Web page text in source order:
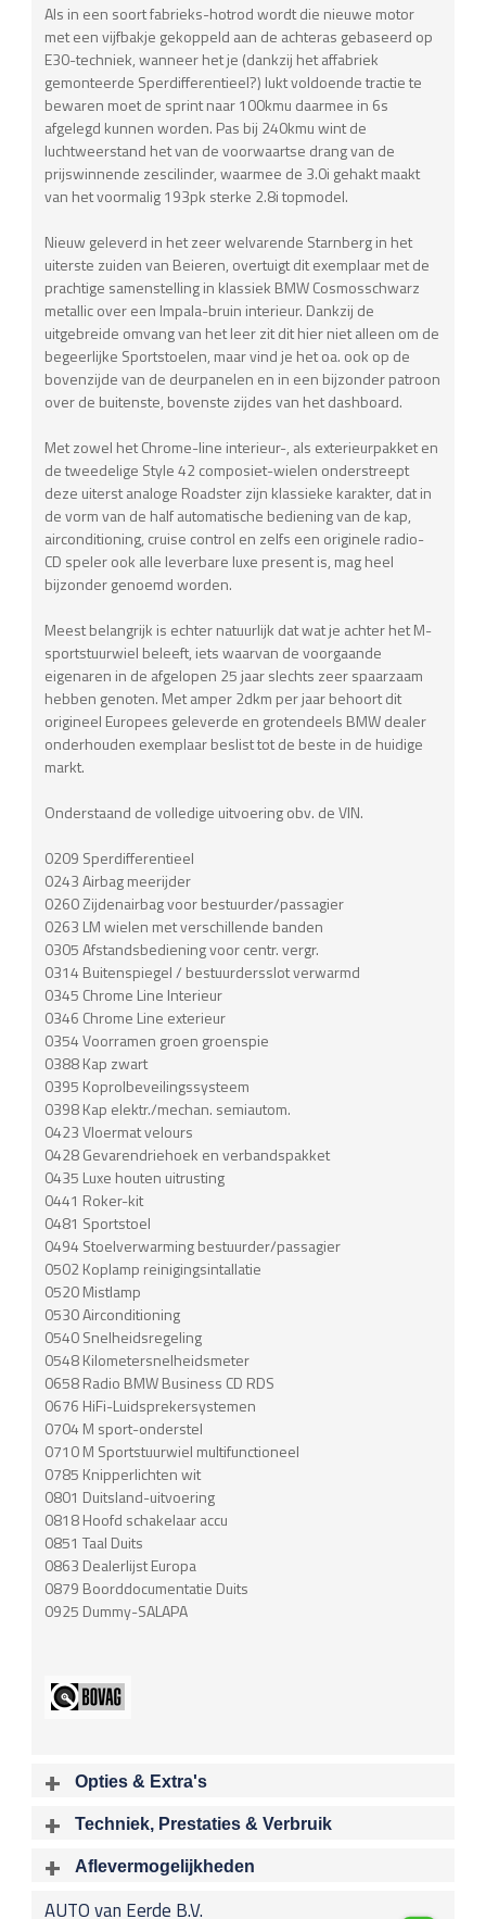
Als in een soort fabrieks-hotrod wordt die nieuwe motor
met een vijfbakje gekoppeld aan de achteras gebaseerd op
E30-techniek, wanneer het je (dankzij het affabriek
gemonteerde Sperdifferentieel?) lukt voldoende tractie te
bewaren moet de sprint naar 100kmu daarmee in 6s
afgelegd kunnen worden. Pas bij 240kmu wint de
luchtweerstand het van de voorwaartse drang van de
prijswinnende zescilinder, waarmee de 3.0i gehakt maakt
van het voormalig 193pk sterke 2.8i topmodel.
Nieuw geleverd in het zeer welvarende Starnberg in het
uiterste zuiden van Beieren, overtuigt dit exemplaar met de
prachtige samenstelling in klassiek BMW Cosmosschwarz
metallic over een Impala-bruin interieur. Dankzij de
uitgebreide omvang van het leer zit dit hier niet alleen om de
begeerlijke Sportstoelen, maar vind je het oa. ook op de
bovenzijde van de deurpanelen en in een bijzonder patroon
over de buitenste, bovenste zijdes van het dashboard.
Met zowel het Chrome-line interieur-, als exterieurpakket en
de tweedelige Style 42 composiet-wielen onderstreept
deze uiterst analoge Roadster zijn klassieke karakter, dat in
de vorm van de half automatische bediening van de kap,
airconditioning, cruise control en zelfs een originele radio-
CD speler ook alle leverbare luxe present is, mag heel
bijzonder genoemd worden.
Meest belangrijk is echter natuurlijk dat wat je achter het M-
sportstuurwiel beleeft, iets waarvan de voorgaande
eigenaren in de afgelopen 25 jaar slechts zeer spaarzaam
hebben genoten. Met amper 2dkm per jaar behoort dit
origineel Europees geleverde en grotendeels BMW dealer
onderhouden exemplaar beslist tot de beste in de huidige
markt.
Onderstaand de volledige uitvoering obv. de VIN.
0209 Sperdifferentieel
0243 Airbag meerijder
0260 Zijdenairbag voor bestuurder/passagier
0263 LM wielen met verschillende banden
0305 Afstandsbediening voor centr. vergr.
0314 Buitenspiegel / bestuurdersslot verwarmd
0345 Chrome Line Interieur
0346 Chrome Line exterieur
0354 Voorramen groen groenspie
0388 Kap zwart
0395 Koprolbeveilingssysteem
0398 Kap elektr./mechan. semiautom.
0423 Vloermat velours
0428 Gevarendriehoek en verbandspakket
0435 Luxe houten uitrusting
0441 Roker-kit
0481 Sportstoel
0494 Stoelverwarming bestuurder/passagier
0502 Koplamp reinigingsintallatie
0520 Mistlamp
0530 Airconditioning
0540 Snelheidsregeling
0548 Kilometersnelheidsmeter
0658 Radio BMW Business CD RDS
0676 HiFi-Luidsprekersystemen
0704 M sport-onderstel
0710 M Sportstuurwiel multifunctioneel
0785 Knipperlichten wit
0801 Duitsland-uitvoering
0818 Hoofd schakelaar accu
0851 Taal Duits
0863 Dealerlijst Europa
0879 Boorddocumentatie Duits
0925 Dummy-SALAPA
Opties & Extra's
Alarm klasse 3
Techniek, Prestaties & Verbruik
6 2979 cc
Vermogen
Aflevermogelijkheden
onderstaande
AUTO van Eerde B.V.